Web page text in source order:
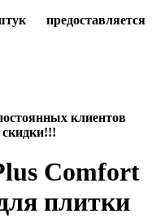
клиентов
Comfort
плитки